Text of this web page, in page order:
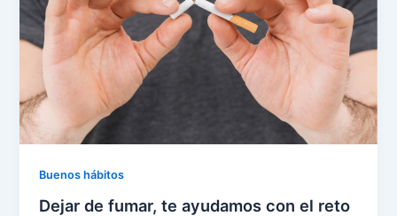
Buenos hábitos
Dejar de fumar, te ayudamos con el reto